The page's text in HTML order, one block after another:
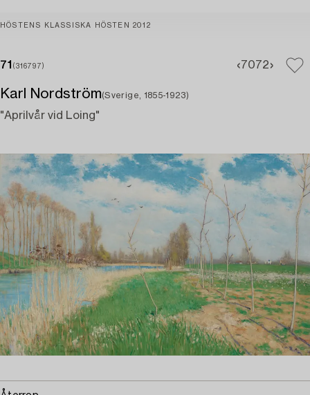
HÖSTENS KLASSISKA HÖSTEN 2012
71 (316797) 7072
Karl Nordström(Sverige, 1855-1923)
"Aprilvår vid Loing"